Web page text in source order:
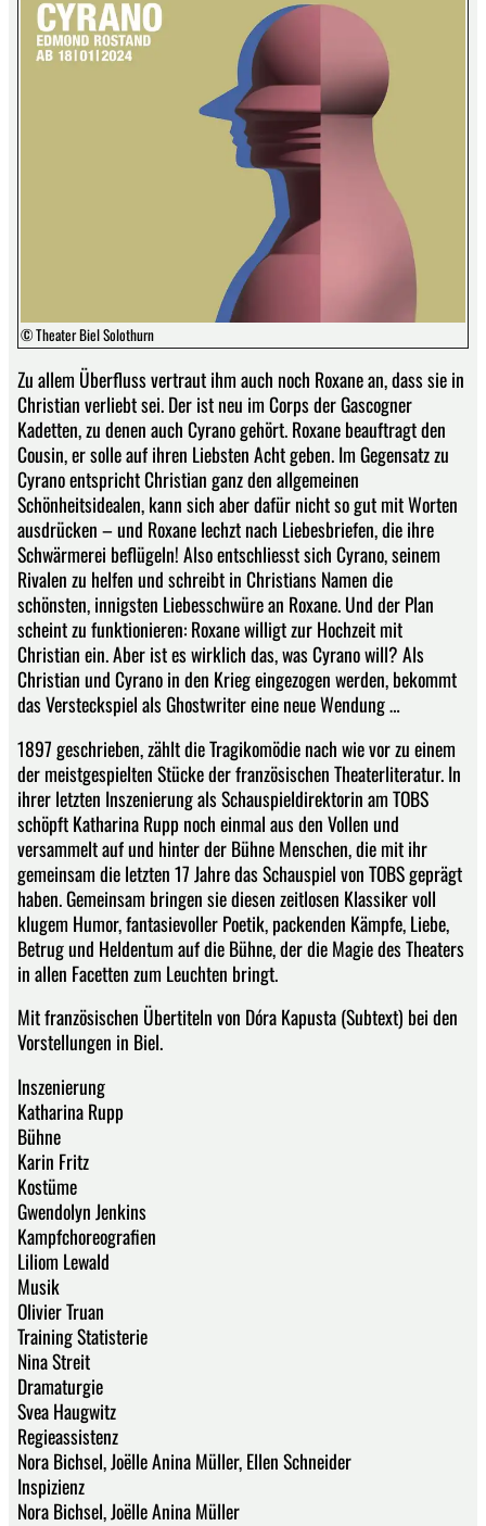
© Theater Biel Solothurn
Zu allem Überfluss vertraut ihm auch noch Roxane an, dass sie in
Christian verliebt sei. Der ist neu im Corps der Gascogner
Kadetten, zu denen auch Cyrano gehört. Roxane beauftragt den
Cousin, er solle auf ihren Liebsten Acht geben. Im Gegensatz zu
Cyrano entspricht Christian ganz den allgemeinen
Schönheitsidealen, kann sich aber dafür nicht so gut mit Worten
ausdrücken – und Roxane lechzt nach Liebesbriefen, die ihre
Schwärmerei beflügeln! Also entschliesst sich Cyrano, seinem
Rivalen zu helfen und schreibt in Christians Namen die
schönsten, innigsten Liebesschwüre an Roxane. Und der Plan
scheint zu funktionieren: Roxane willigt zur Hochzeit mit
Christian ein. Aber ist es wirklich das, was Cyrano will? Als
Christian und Cyrano in den Krieg eingezogen werden, bekommt
das Versteckspiel als Ghostwriter eine neue Wendung …
1897 geschrieben, zählt die Tragikomödie nach wie vor zu einem
der meistgespielten Stücke der französischen Theaterliteratur. In
ihrer letzten Inszenierung als Schauspieldirektorin am TOBS
schöpft Katharina Rupp noch einmal aus den Vollen und
versammelt auf und hinter der Bühne Menschen, die mit ihr
gemeinsam die letzten 17 Jahre das Schauspiel von TOBS geprägt
haben. Gemeinsam bringen sie diesen zeitlosen Klassiker voll
klugem Humor, fantasievoller Poetik, packenden Kämpfe, Liebe,
Betrug und Heldentum auf die Bühne, der die Magie des Theaters
in allen Facetten zum Leuchten bringt.
Mit französischen Übertiteln von Dóra Kapusta (Subtext) bei den
Vorstellungen in Biel.
Inszenierung
Katharina Rupp
Bühne
Karin Fritz
Kostüme
Gwendolyn Jenkins
Kampfchoreografien
Liliom Lewald
Musik
Olivier Truan
Training Statisterie
Nina Streit
Dramaturgie
Svea Haugwitz
Regieassistenz
Nora Bichsel, Joëlle Anina Müller, Ellen Schneider
Inspizienz
Nora Bichsel, Joëlle Anina Müller